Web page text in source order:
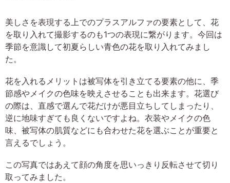
美しさを表現する上でのプラスアルファの要素として、花
を取り入れて撮影するのも1つの表現に繋がります。今回は
季節を意識して初夏らしい青色の花を取り入れてみまし
た。
花を入れるメリットは被写体を引き立てる要素の他に、季
節感やメイクの色味を映えさせることも出来ます。花選び
の際は、直感で選んで花だけが悪目立ちしてしまったり、
逆に地味すぎても良くないですよね。衣装やメイクの色
味、被写体の肌質などにも合わせた花を選ぶことが重要と
言えるでしょう。
この写真ではあえて顔の角度を思いっきり反転させて切り
取ってみました。